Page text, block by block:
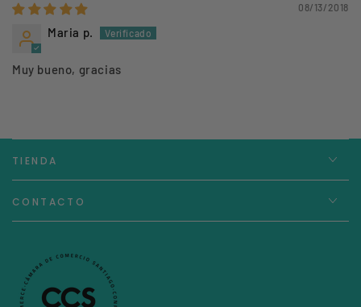
08/13/2018
Maria p.
Muy bueno, gracias
TIENDA
CONTACTO